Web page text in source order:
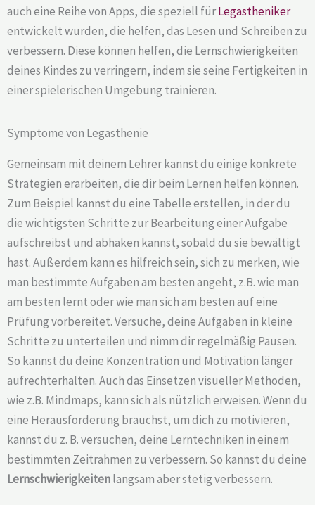
auch eine Reihe von Apps, die speziell fürLegastheniker
entwickelt wurden, die helfen, das Lesen und Schreiben zu
verbessern. Diese können helfen, die Lernschwierigkeiten
deines Kindes zu verringern, indem sie seine Fertigkeiten in
einer spielerischen Umgebung trainieren.
Symptome von Legasthenie
Gemeinsam mit deinem Lehrer kannst du einige konkrete
Strategien erarbeiten, die dir beim Lernen helfen können.
Zum Beispiel kannst du eine Tabelle erstellen, in der du
die wichtigsten Schritte zur Bearbeitung einer Aufgabe
aufschreibst und abhaken kannst, sobald du sie bewältigt
hast. Außerdem kann es hilfreich sein, sich zu merken, wie
man bestimmte Aufgaben am besten angeht, z.B. wie man
am besten lernt oder wie man sich am besten auf eine
Prüfung vorbereitet. Versuche, deine Aufgaben in kleine
Schritte zu unterteilen und nimm dir regelmäßig Pausen.
So kannst du deine Konzentration und Motivation länger
aufrechterhalten. Auch das Einsetzen visueller Methoden,
wie z.B. Mindmaps, kann sich als nützlich erweisen. Wenn du
eine Herausforderung brauchst, um dich zu motivieren,
kannst du z. B. versuchen, deine Lerntechniken in einem
bestimmten Zeitrahmen zu verbessern. So kannst du deine
Lernschwierigkeitenlangsam aber stetig verbessern.